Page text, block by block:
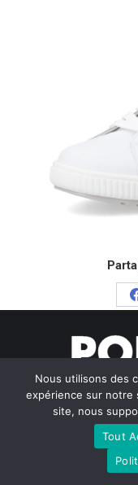
© Pointure
Nous utilisons des
expérience sur notre
site, nous
Tout